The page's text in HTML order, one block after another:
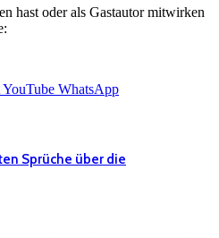
hast oder als Gastautor mitwirken
YouTube WhatsApp
Sprüche über die